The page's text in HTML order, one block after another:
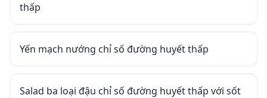
thấp
Yến mạch nướng chỉ số đường huyết thấp
Salad ba loại đậu chỉ số đường huyết thấp với sốt